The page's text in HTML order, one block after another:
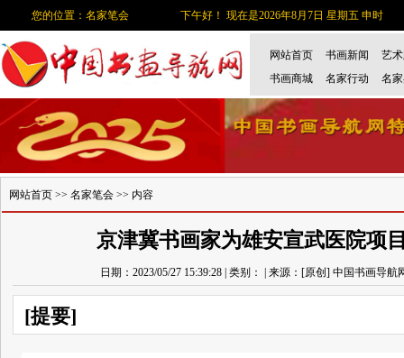
您的位置：名家笔会 下午好！ 现在是2026年8月7日 星期五 申时
网站首页 书画新闻
艺
书画商城
名家行动 名
网站首页 >> 名家笔会 >> 内容
京津冀书画家为雄安宣武医院项
日期：2023/05/27 15:39:28 | 类别： | 来源：[原创] 中国书画导航
[提要]